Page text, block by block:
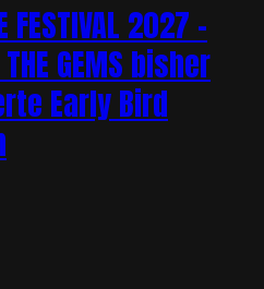
2027 –
THE GEMS bisher
Early Bird